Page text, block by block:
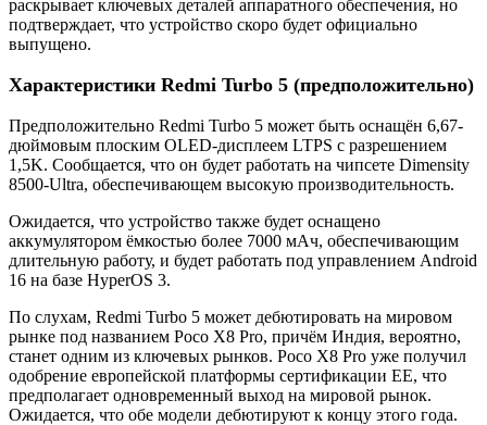
раскрывает ключевых деталей аппаратного обеспечения, но
подтверждает, что устройство скоро будет официально
выпущено.
Характеристики Redmi Turbo 5 (предположительно)
Предположительно Redmi Turbo 5 может быть оснащён 6,67-
дюймовым плоским OLED-дисплеем LTPS с разрешением
1,5K. Сообщается, что он будет работать на чипсете Dimensity
8500-Ultra, обеспечивающем высокую производительность.
Ожидается, что устройство также будет оснащено
аккумулятором ёмкостью более 7000 мАч, обеспечивающим
длительную работу, и будет работать под управлением Android
16 на базе HyperOS 3.
По слухам, Redmi Turbo 5 может дебютировать на мировом
рынке под названием Poco X8 Pro, причём Индия, вероятно,
станет одним из ключевых рынков. Poco X8 Pro уже получил
одобрение европейской платформы сертификации EE, что
предполагает одновременный выход на мировой рынок.
Ожидается, что обе модели дебютируют к концу этого года.